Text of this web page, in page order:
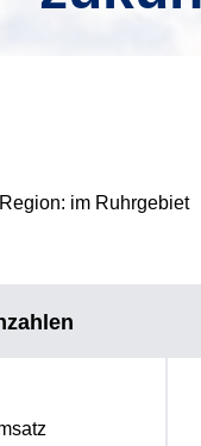
Region: im Ruhrgebiet